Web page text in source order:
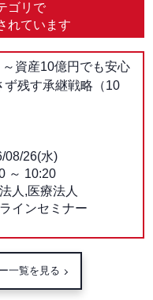
ゴリで
れています
～資産10億円でも安心
ず残す承継戦略（10
08/26(水)
～ 10:20
人,医療法人
インセミナー
一覧を見る